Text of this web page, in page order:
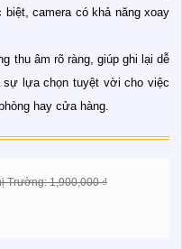
camera có khả năng xoay
thu âm rõ ràng, giúp ghi lại dễ
sự lựa chọn tuyệt vời cho việc
hay cửa hàng.
Trường: 1,900,000 ₫